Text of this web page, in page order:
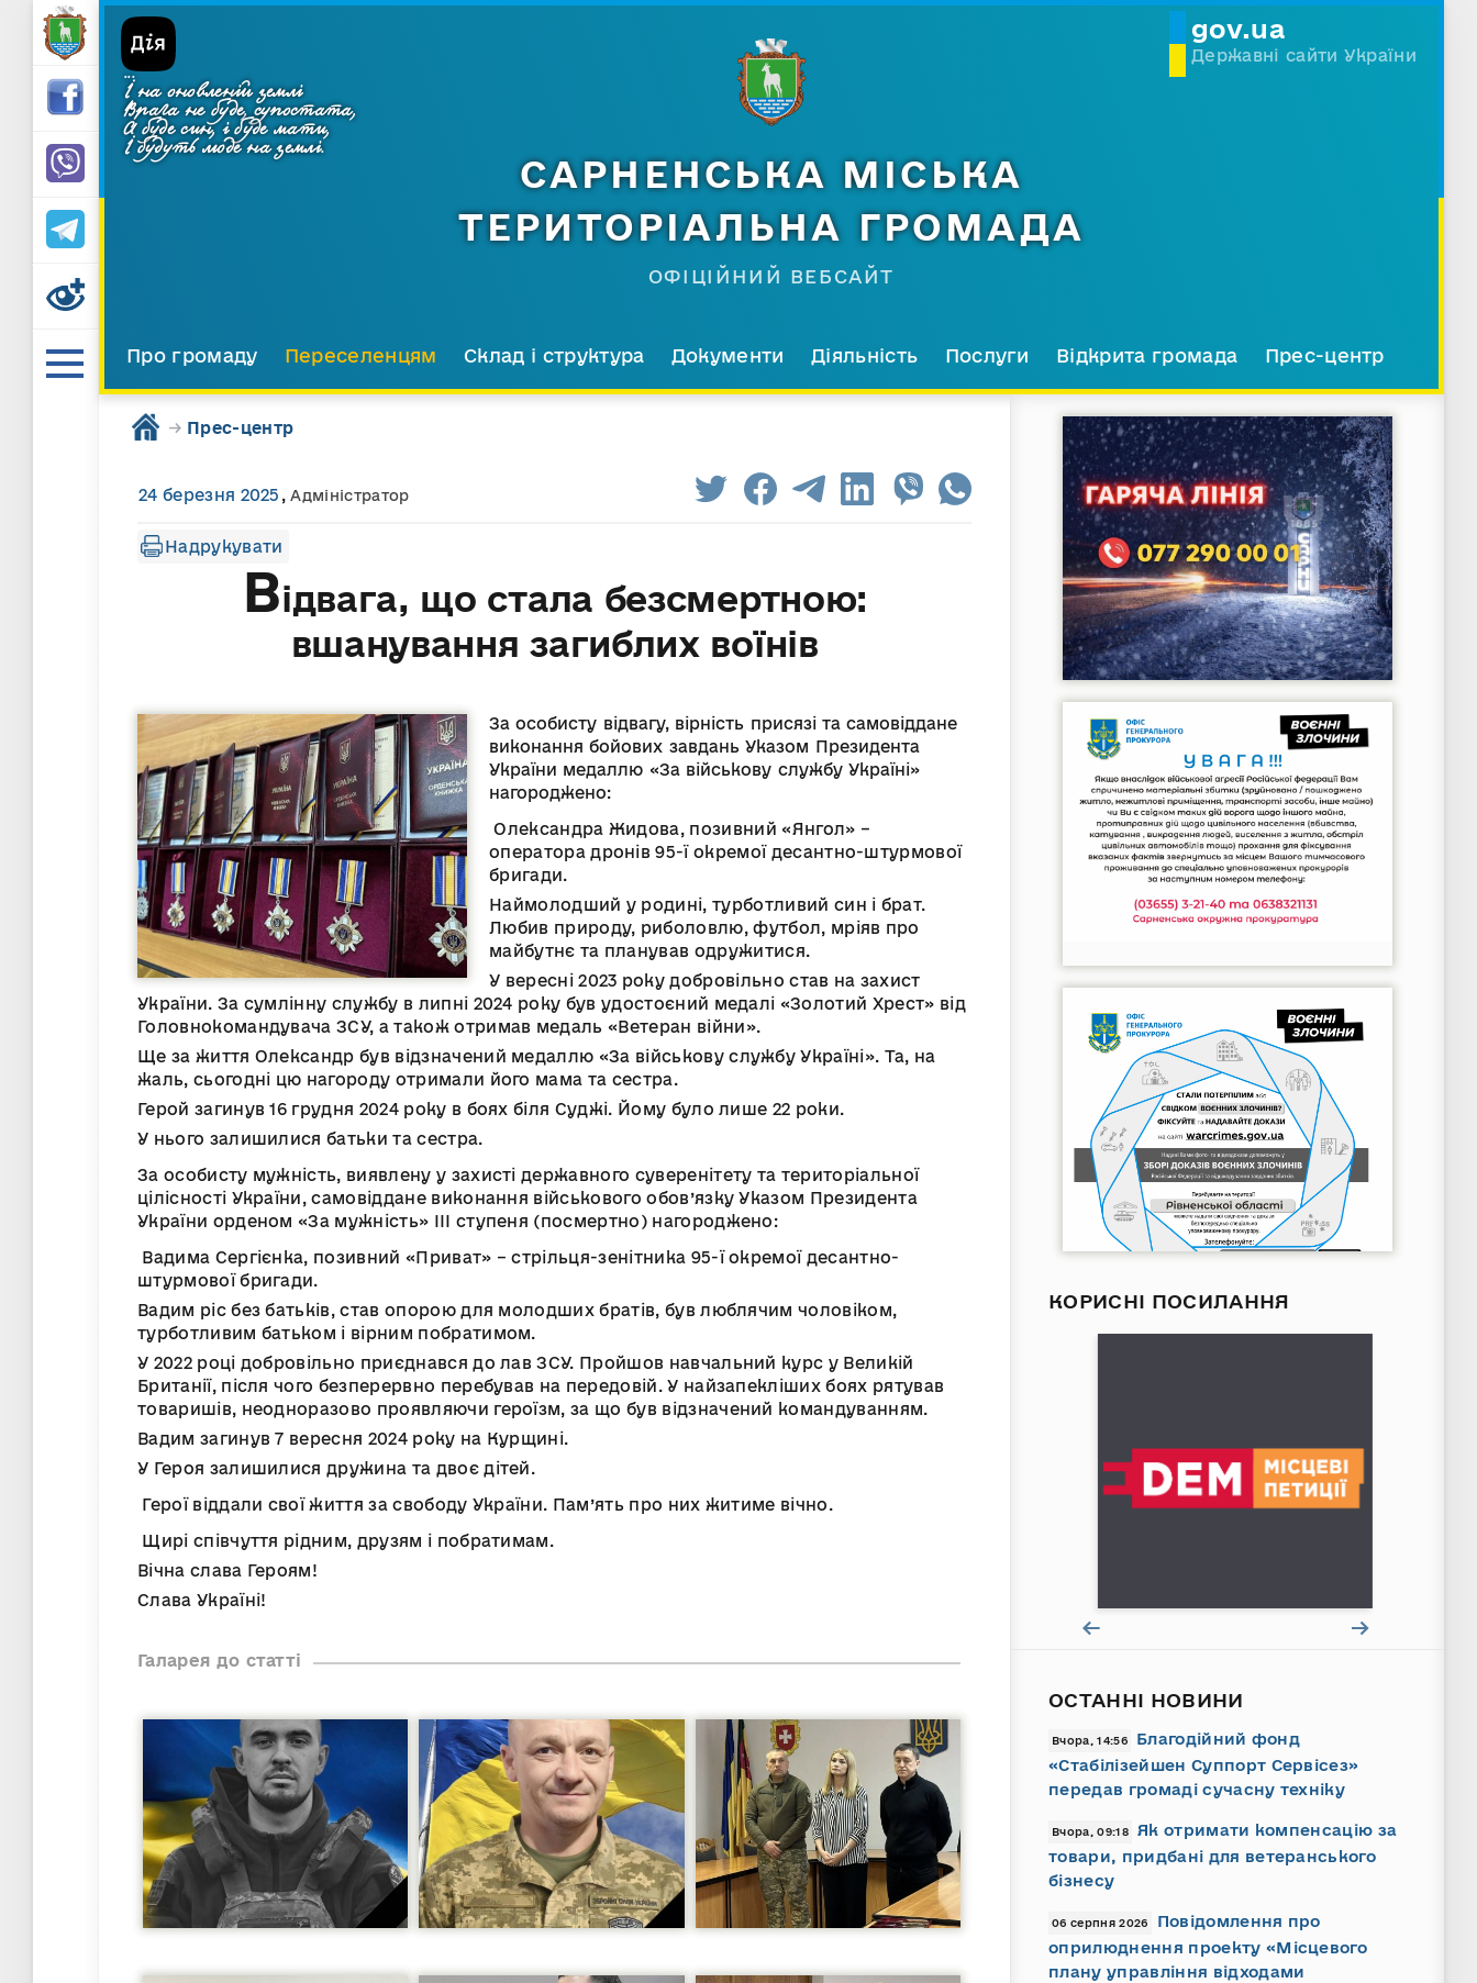
gov.ua
Державні сайти України
...
І на оновленій землі
Врага не буде, супостата,
А буде син, і буде мати,
І будуть люде на землі.
САРНЕНСЬКА МІСЬКА
ТЕРИТОРІАЛЬНА ГРОМАДА
ОФІЦІЙНИЙ ВЕБСАЙТ
Про громаду Переселенцям Склад і структура Документи Діяльність Послуги Відкрита громада Прес-центр
→ Прес-центр
24 березня 2025 ,Адміністратор
Надрукувати
Відвага, що стала безсмертною:
вшанування загиблих воїнів
За особисту відвагу, вірність присязі та самовіддане
виконання бойових завдань Указом Президента
України медаллю «За військову службу Україні»
нагороджено:
Олександра Жидова, позивний «Янгол» –
оператора дронів 95-ї окремої десантно-штурмової
бригади.
Наймолодший у родині, турботливий син і брат.
Любив природу, риболовлю, футбол, мріяв про
майбутнє та планував одружитися.
У вересні 2023 року добровільно став на захист
України. За сумлінну службу в липні 2024 року був удостоєний медалі «Золотий Хрест» від
Головнокомандувача ЗСУ, а також отримав медаль «Ветеран війни».
Ще за життя Олександр був відзначений медаллю «За військову службу Україні». Та, на
жаль, сьогодні цю нагороду отримали його мама та сестра.
Герой загинув 16 грудня 2024 року в боях біля Суджі. Йому було лише 22 роки.
У нього залишилися батьки та сестра.
За особисту мужність, виявлену у захисті державного суверенітету та територіальної
цілісності України, самовіддане виконання військового обов’язку Указом Президента
України орденом «За мужність» III ступеня (посмертно) нагороджено:
Вадима Сергієнка, позивний «Приват» – стрільця-зенітника 95-ї окремої десантно-
штурмової бригади.
Вадим ріс без батьків, став опорою для молодших братів, був люблячим чоловіком,
турботливим батьком і вірним побратимом.
У 2022 році добровільно приєднався до лав ЗСУ. Пройшов навчальний курс у Великій
Британії, після чого безперервно перебував на передовій. У найзапекліших боях рятував
товаришів, неодноразово проявляючи героїзм, за що був відзначений командуванням.
Вадим загинув 7 вересня 2024 року на Курщині.
У Героя залишилися дружина та двоє дітей.
Герої віддали свої життя за свободу України. Пам’ять про них житиме вічно.
Щирі співчуття рідним, друзям і побратимам.
Вічна слава Героям!
Слава Україні!
Галарея до статті
КОРИСНІ ПОСИЛАННЯ
ОСТАННІ НОВИНИ
Вчора, 14:56
Благодійний фонд
«Стабілізейшен Суппорт Сервісез»
передав громаді сучасну техніку
Вчора, 09:18
Як отримати компенсацію за
товари, придбані для ветеранського
бізнесу
06 серпня 2026
Повідомлення про
оприлюднення проекту «Місцевого
плану управління відходами